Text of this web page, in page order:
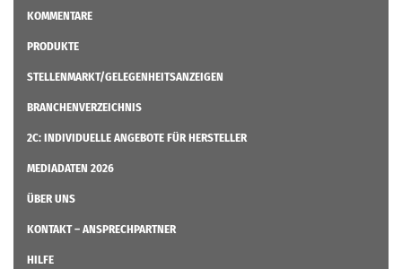
KOMMENTARE
PRODUKTE
STELLENMARKT/GELEGENHEITSANZEIGEN
BRANCHENVERZEICHNIS
2C: INDIVIDUELLE ANGEBOTE FÜR HERSTELLER
MEDIADATEN 2026
ÜBER UNS
KONTAKT – ANSPRECHPARTNER
HILFE